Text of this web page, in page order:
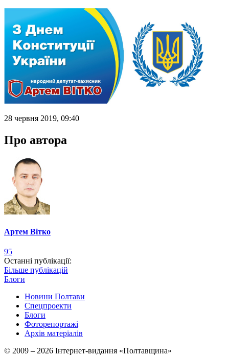
28 червня 2019, 09:40
Про автора
Артем Вітко
95
Останні публікації:
Більше публікацій
Блоги
Новини Полтави
Спецпроекти
Блоги
Фоторепортажі
Архів матеріалів
© 2009 – 2026 Інтернет-видання «Полтавщина»